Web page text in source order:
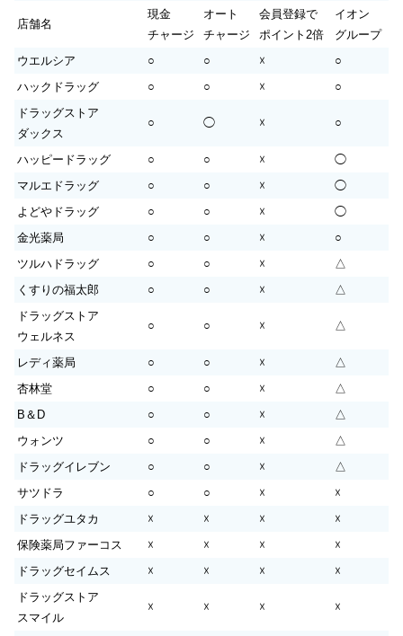
店舗名
現金
チャージ
オート
チャージ
会員登録で
ポイント2倍
イオン
グループ
ウエルシア
○ ○ ☓
○
ハックドラッグ
○ ○ ☓
○
ドラッグストア
ダックス
○ ◯ ☓ ○
ハッピードラッグ ○ ○ ☓
◯
マルエドラッグ
○ ○ ☓
◯
よどやドラッグ
○ ○ ☓
◯
金光薬局
○ ○ ☓
○
ツルハドラッグ
○ ○ ☓
△
くすりの福太郎
○ ○ ☓
△
ドラッグストア
ウェルネス
○ ○ ☓ △
レディ薬局 ○ ○ ☓
△
杏林堂
○ ○ ☓
△
B＆D
○ ○ ☓
△
ウォンツ
○ ○ ☓
△
ドラッグイレブン
○ ○ ☓
△
サツドラ
○ ○ ☓
☓
ドラッグユタカ
☓ ☓ ☓
☓
保険薬局ファーコス
☓ ☓ ☓
☓
ドラッグセイムス
☓ ☓ ☓
☓
ドラッグストア
スマイル
☓ ☓ ☓ ☓